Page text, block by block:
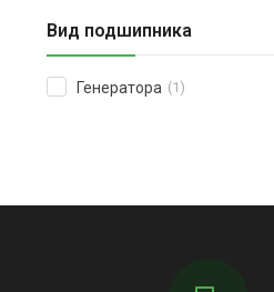
Вид подшипника
Генератора (1)